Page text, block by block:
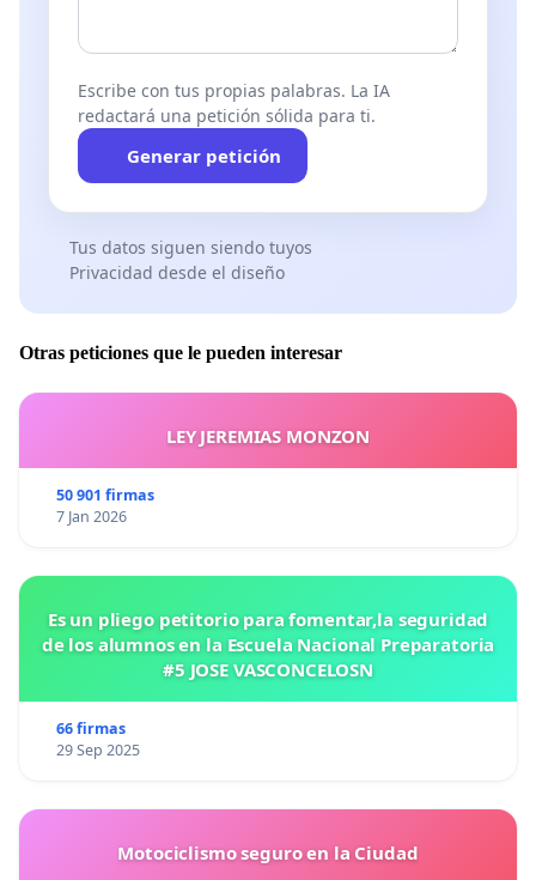
Escribe con tus propias palabras. La IA
redactará una petición sólida para ti.
Generar petición
Tus datos siguen siendo tuyos
Privacidad desde el diseño
Otras peticiones que le pueden interesar
LEY JEREMIAS MONZON
50 901 firmas
7 Jan 2026
Es un pliego petitorio para fomentar,la seguridad
de los alumnos en la Escuela Nacional Preparatoria
#5 JOSE VASCONCELOSN
66 firmas
29 Sep 2025
Motociclismo seguro en la Ciudad